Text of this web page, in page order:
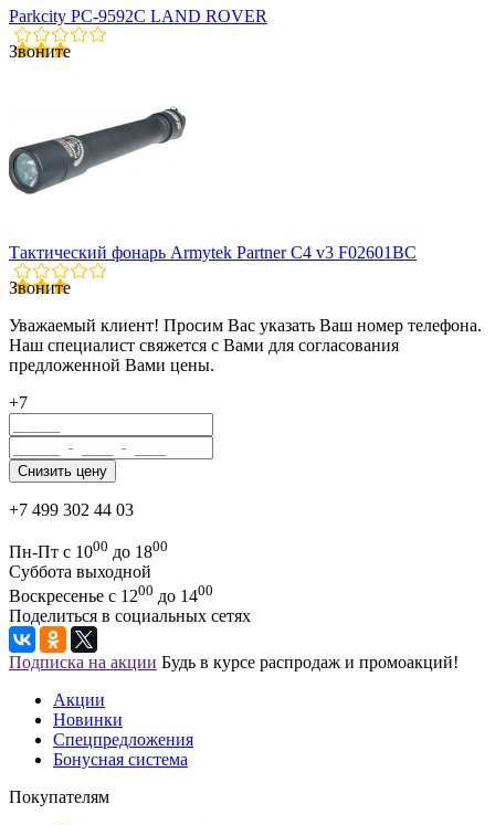
Parkcity PC-9592C LAND ROVER
Звоните
Тактический фонарь Armytek Partner C4 v3 F02601BC
Звоните
Уважаемый клиент! Просим Вас указать Ваш номер телефона.
Наш специалист свяжется с Вами для согласования
предложенной Вами цены.
+7
+7 499 302 44 03
Пн-Пт с 1000 до 1800
Суббота выходной
Воскресенье с 1200 до 1400
Поделиться в социальных сетях
Подписка на акции Будь в курсе распродаж и промоакций!
Акции
Новинки
Спецпредложения
Бонусная система
Покупателям